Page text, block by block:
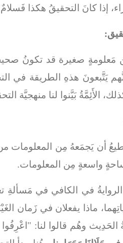
إذا كانَ التحقيقُ هكذا
مَعلومةٍ صغيرة قد تكونُ
يَتَّبعونَ هذهِ الطريقة في
الأَئِمَّةُ بَيَّنوا لنا منهجيَّة
أن يَجمَعهُ مِن المعلومات
واسعةٍ مِن المعلومات.
في الكافي في
ماذا يفعلان في زَمان
الحَدِيث وهُم قالوا لنا: